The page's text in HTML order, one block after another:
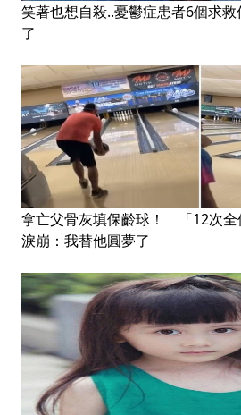
笑著也想自殺..憂鬱症患者6個求
了
拿亡父骨灰填保齡球！ 「12次全
淚崩：我替他圓夢了